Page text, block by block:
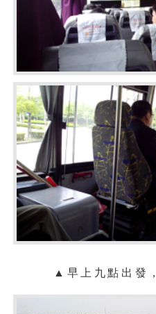
▲早上九點出發